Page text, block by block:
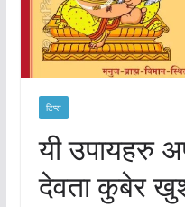
टिप्स
यी उपायहरु
देवता कुबेर